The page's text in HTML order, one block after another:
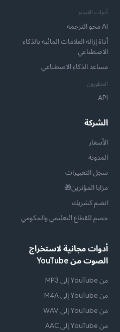
أدوات الفيديو
AI محو الترجمة
أداة إزالة العلامات المائية بالذكاء
الاصطناعي
مساعد الذكاء الاصطناعي
المطورون
API
الشركة
الأسعار
المدونة
سجل التغييرات
مزايا المؤثرين🎁
انضم كشريك
خصم للقطاع التعليمي والحكومي
أدوات مجانية لاستخراج
الصوت من YouTube
من YouTube إلى MP3
من YouTube إلى M4A
من YouTube إلى WAV
من YouTube إلى AAC